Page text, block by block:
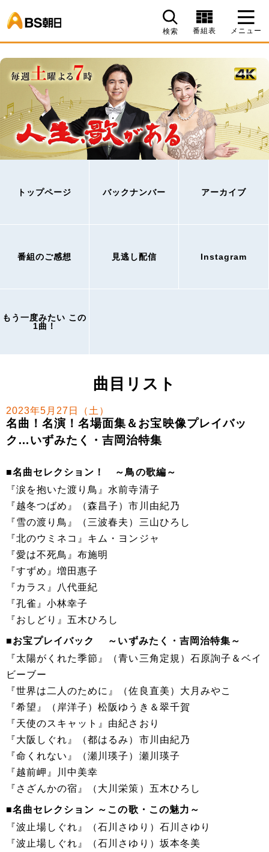
検索 番組表 メニュー
トップページ バックナンバー アーカイブ
番組のご感想 見逃し配信 Instagram
もう一度みたい この
1曲！
曲目リスト
2023年5月27日（土）
名曲！名演！名場面集＆お宝映像プレイバッ
ク…いずみたく・吉岡治特集
■名曲セレクション！ ～鳥の歌編～
『涙を抱いた渡り鳥』水前寺清子
『越冬つばめ』（森昌子）市川由紀乃
『雪の渡り鳥』（三波春夫）三山ひろし
『北のウミネコ』キム・ヨンジャ
『愛は不死鳥』布施明
『すずめ』増田惠子
『カラス』八代亜紀
『孔雀』小林幸子
『おしどり』五木ひろし
■お宝プレイバック ～いずみたく・吉岡治特集～
『太陽がくれた季節』（青い三角定規）石原詢子＆ベイ
ビーブー
『世界は二人のために』（佐良直美）大月みやこ
『希望』（岸洋子）松阪ゆうき＆翠千賀
『天使のスキャット』由紀さおり
『大阪しぐれ』（都はるみ）市川由紀乃
『命くれない』（瀬川瑛子）瀬川瑛子
『越前岬』川中美幸
『さざんかの宿』（大川栄策）五木ひろし
■名曲セレクション ～この歌・この魅力～
『波止場しぐれ』（石川さゆり）石川さゆり
『波止場しぐれ』（石川さゆり）坂本冬美